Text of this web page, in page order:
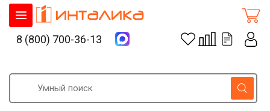
8 (800) 700-36-13